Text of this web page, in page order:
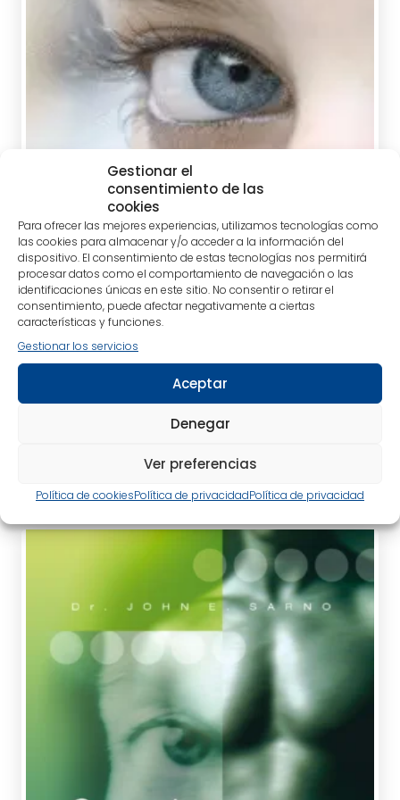
Gestionar el
consentimiento de las
cookies
Para ofrecer las mejores experiencias, utilizamos tecnologías como
las cookies para almacenar y/o acceder a la información del
dispositivo. El consentimiento de estas tecnologías nos permitirá
procesar datos como el comportamiento de navegación o las
identificaciones únicas en este sitio. No consentir o retirar el
consentimiento, puede afectar negativamente a ciertas
características y funciones.
Gestionar los servicios
Aceptar
Denegar
Ver preferencias
Política de cookiesPolítica de privacidadPolítica de privacidad
MARTIN BROFMAN, SIR
eBook 14,95€